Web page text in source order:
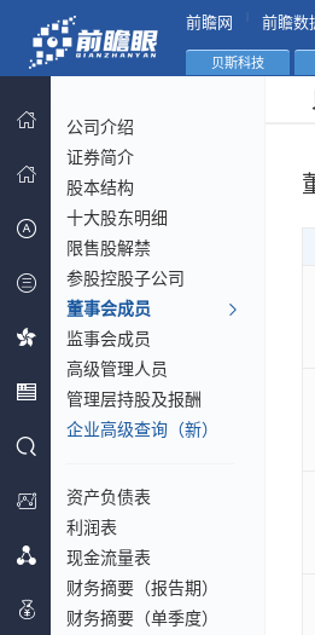
前瞻网 前瞻
贝斯科技
公司介绍
证券简介
股本结构
十大股东明细
限售股解禁
参股控股子公司
董事会成员
监事会成员
高级管理人员
管理层持股及报酬
企业高级查询（新）
资产负债表
利润表
现金流量表
财务摘要（报告期）
财务摘要（单季度）